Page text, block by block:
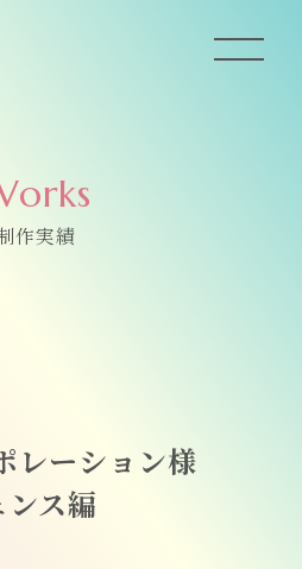
作実績
レーション様
ス編